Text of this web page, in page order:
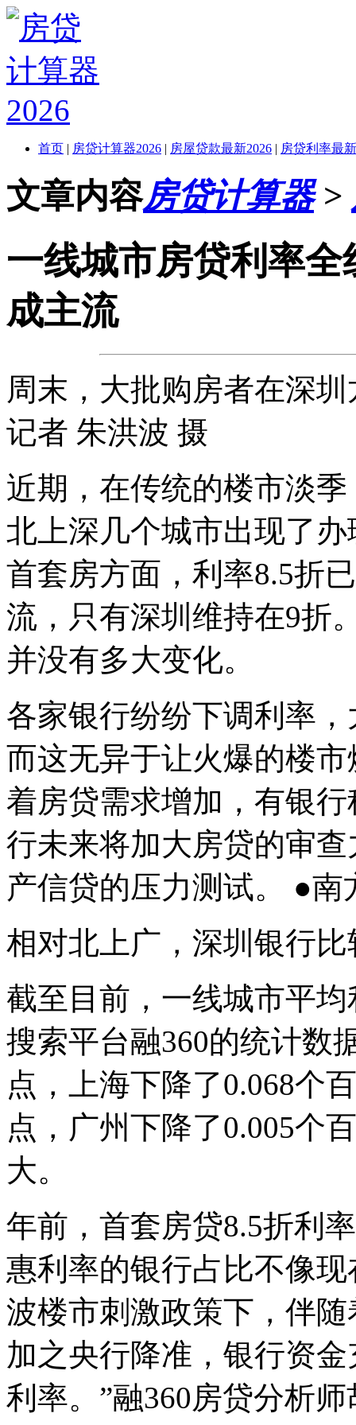
首页 | 房贷计算器2026 | 房屋贷款最新2026 | 房贷利率最
文章内容房贷计算器>
一线城市房贷利率
成主流
周末，大批购房者在深
记者 朱洪波 摄
近期，在传统的楼市淡
北上深几个城市出现了
首套房方面，利率8.5折
流，只有深圳维持在9折
并没有多大变化。
各家银行纷纷下调利率
而这无异于让火爆的楼
着房贷需求增加，有银
行未来将加大房贷的审
产信贷的压力测试。 ●南
相对北上广，深圳银行比
截至目前，一线城市平
搜索平台融360的统计数
点，上海下降了0.068个
点，广州下降了0.005个
大。
年前，首套房贷8.5折利
惠利率的银行占比不像
波楼市刺激政策下，伴
加之央行降准，银行资
利率。”融360房贷分析